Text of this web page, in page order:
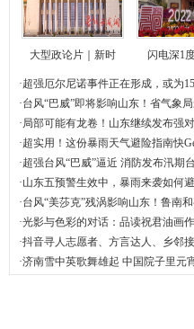
大型政论片｜新时 闪电深1
·超强厄尔尼诺事件正在形成，或为
·台风“巴威”即将影响山东！省气象
·局部可能有龙卷！山东继续发布强
·超实用！这份暴雨天气避险指南快
·超强台风“巴威”逼近 消防发布汛期
·山东五预警生效中，暴雨来袭如何
·台风“美莎克”残涡影响山东！鲁南
·光影与色彩的对话：品读祝君油画
·抖音寻人志愿者、方言达人、乡邻
·济南雪中英歌舞雄起 中国院子里元